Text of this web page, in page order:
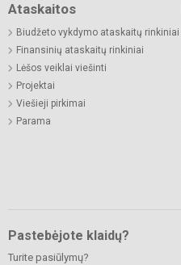
Ataskaitos
Biudžeto vykdymo ataskaitų rinkiniai
Finansinių ataskaitų rinkiniai
Lėšos veiklai viešinti
Projektai
Viešieji pirkimai
Parama
Pastebėjote klaidų?
Turite pasiūlymų?